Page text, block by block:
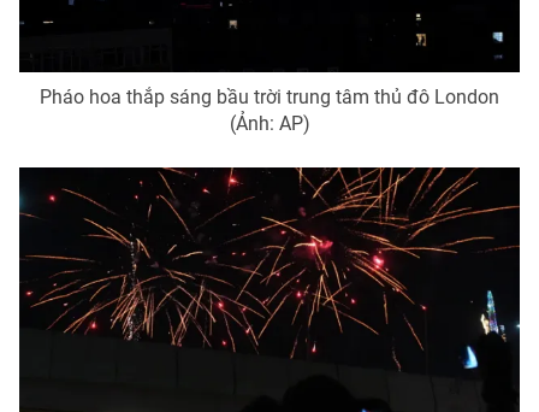
Pháo hoa thắp sáng bầu trời trung tâm thủ đô London
(Ảnh: AP)